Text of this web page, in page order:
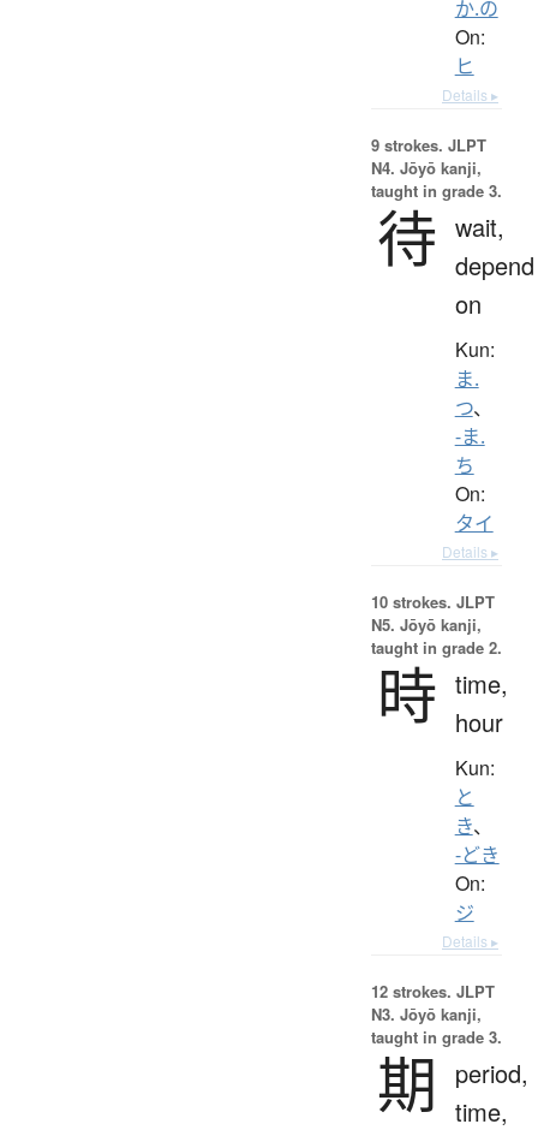
か.の
On:
ヒ
Details ▸
9 strokes. JLPT
N4. Jōyō kanji,
taught in grade 3.
待 wait,
depend
on
Kun:
ま.
つ、
-ま.
ち
On:
タイ
Details ▸
10 strokes. JLPT
N5. Jōyō kanji,
taught in grade 2.
時 time,
hour
Kun:
と
き、
-どき
On:
ジ
Details ▸
12 strokes. JLPT
N3. Jōyō kanji,
taught in grade 3.
期
period,
time,